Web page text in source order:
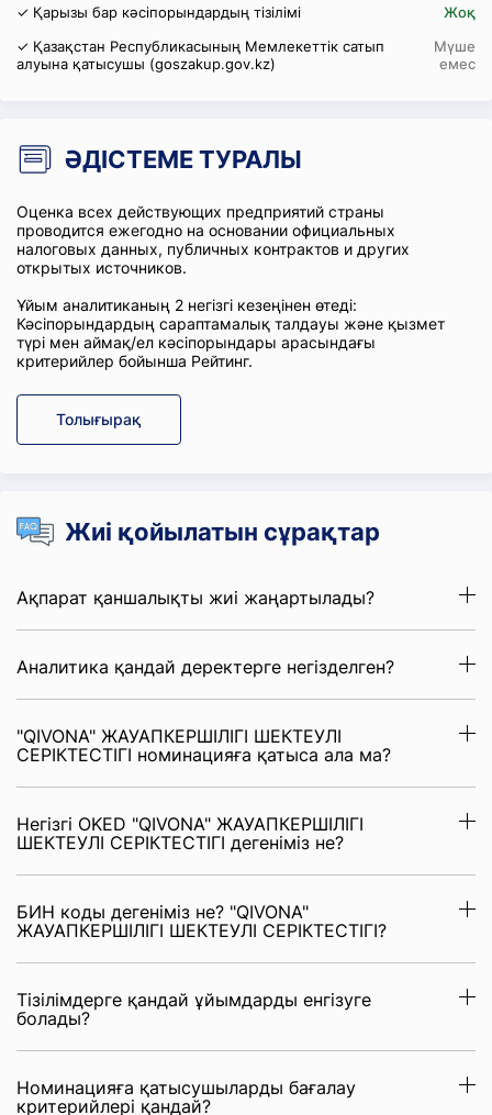
✓ Қарызы бар кәсіпорындардың тізілімі
Жоқ
✓ Қазақстан Республикасының Мемлекеттік сатып
алуына қатысушы (goszakup.gov.kz)
Мүше
емес
ӘДІСТЕМЕ ТУРАЛЫ
Оценка всех действующих предприятий страны
проводится ежегодно на основании официальных
налоговых данных, публичных контрактов и других
открытых источников.
Ұйым аналитиканың 2 негізгі кезеңінен өтеді:
Кәсіпорындардың сараптамалық талдауы және қызмет
түрі мен аймақ/ел кәсіпорындары арасындағы
критерийлер бойынша Рейтинг.
Толығырақ
Жиі қойылатын сұрақтар
Ақпарат қаншалықты жиі жаңартылады?
Аналитика қандай деректерге негізделген?
"QIVONA" ЖАУАПКЕРШІЛІГІ ШЕКТЕУЛІ
СЕРІКТЕСТІГІ номинацияға қатыса ала ма?
Негізгі OKED "QIVONA" ЖАУАПКЕРШІЛІГІ
ШЕКТЕУЛІ СЕРІКТЕСТІГІ дегеніміз не?
БИН коды дегеніміз не? "QIVONA"
ЖАУАПКЕРШІЛІГІ ШЕКТЕУЛІ СЕРІКТЕСТІГІ?
Тізілімдерге қандай ұйымдарды енгізуге
болады?
Номинацияға қатысушыларды бағалау
критерийлері қандай?